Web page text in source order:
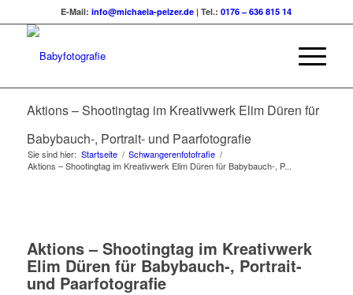
E-Mail:info@michaela-pelzer.de | Tel.:0176 – 636 815 14
Aktions – Shootingtag im Kreativwerk Elim Düren für
Babybauch-, Portrait- und Paarfotografie
Sie sind hier: Startseite / Schwangerenfotofrafie /
Aktions – Shootingtag im Kreativwerk Elim Düren für Babybauch-, P...
Aktions – Shootingtag im Kreativwerk
Elim Düren für Babybauch-, Portrait-
und Paarfotografie